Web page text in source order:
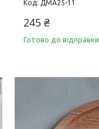
ДМА25-11
245 ₴
Готово до відправки